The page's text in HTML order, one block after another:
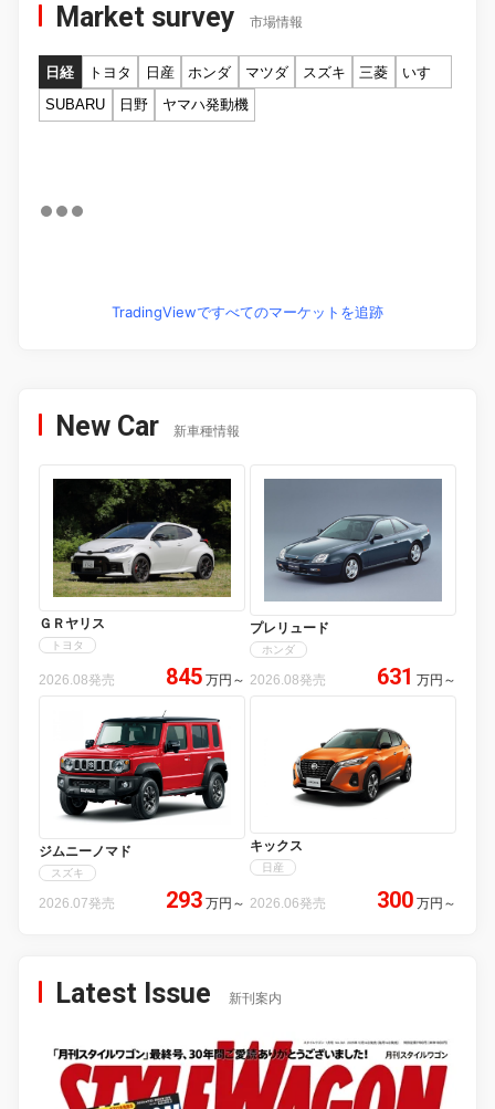
Market survey 市場情報
日経 トヨタ 日産 ホンダ マツダ スズキ 三菱
いすゞ
SUBARU
日野 ヤマハ発動機
TradingViewですべてのマーケットを追跡
New Car 新車種情報
ＧＲヤリス
トヨタ
2026.08発売 845 万円 ～
プレリュード
ホンダ
2026.08発売 631 万円 ～
ジムニーノマド
スズキ
2026.07発売 293 万円 ～
キックス
日産
2026.06発売 300 万円 ～
Latest Issue 新刊案内